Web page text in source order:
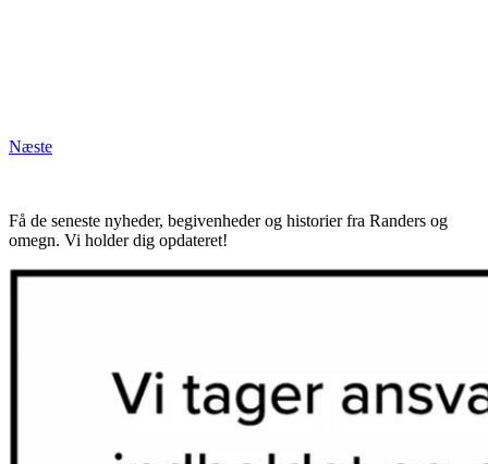
Næste
Få de seneste nyheder, begivenheder og historier fra Randers og
omegn. Vi holder dig opdateret!